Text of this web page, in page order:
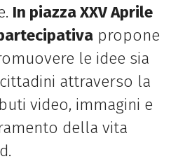
In piazza XXV Aprile
propone
le idee sia
attraverso la
video, immagini e
della vita